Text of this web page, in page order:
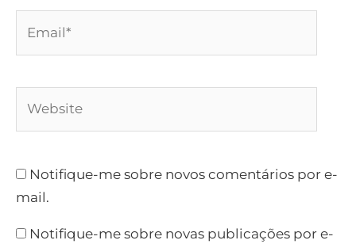
Notifique-me sobre novos comentários por e-
mail.
Notifique-me sobre novas publicações por e-